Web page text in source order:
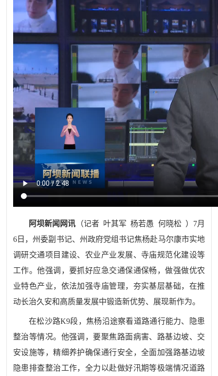
阿坝新闻网讯 （记者 叶其军 杨若愚 何晓松 ）7月
6日，州委副书记、州政府党组书记焦杨赴马尔康市实地
调研交通项目建设、农业产业发展、寺庙规范化建设等
工作。他强调，要抓好应急交通保通保畅，做强做优农
业特色产业，依法加强寺庙管理，夯实基层基础，在推
动长治久安和高质量发展中锻造新优势、展现新作为。
在松沙路K9段，焦杨沿途察看道路通行能力、隐患
整治等情况。他强调，要聚焦路面病害、路基边坡、交
安设施等，精细养护确保通行安全，全面加强路基边坡
隐患排查整治工作，全力以赴做好汛期等极端情况道路